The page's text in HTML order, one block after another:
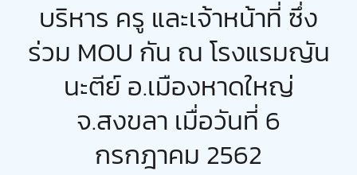
บริหาร ครู และเจ้าหน้าที่ ซึ่ง
ร่วม MOU กัน ณ โรงแรมญัน
นะตีย์ อ.เมืองหาดใหญ่
จ.สงขลา เมื่อวันที่ 6
กรกฎาคม 2562